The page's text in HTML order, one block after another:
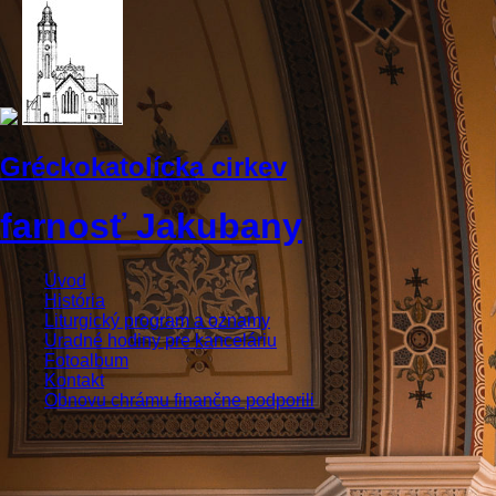
Gréckokatolícka cirkev
farnosť Jakubany
Úvod
História
Liturgický program a oznamy
Uradné hodiny pre kanceláriu
Fotoalbum
Kontakt
Obnovu chrámu finančne podporili